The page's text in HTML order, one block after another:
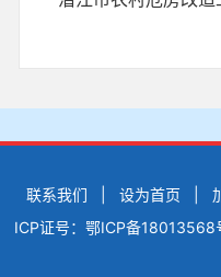
联系我们 设为首页
ICP证号：鄂ICP备18013568